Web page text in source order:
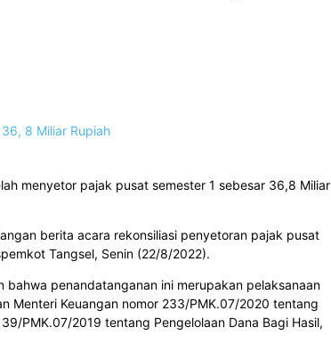
menyetor pajak pusat semester 1 sebesar 36,8 Miliar
berita acara rekonsiliasi penyetoran pajak pusat
Tangsel, Senin (22/8/2022).
bahwa penandatanganan ini merupakan pelaksanaan
Menteri Keuangan nomor 233/PMK.07/2020 tentang
PMK.07/2019 tentang Pengelolaan Dana Bagi Hasil,